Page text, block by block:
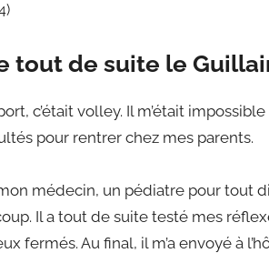
tout de suite le
c’était volley. Il m’était
pour rentrer chez mes parents.
médecin, un pédiatre pour tout
Il a tout de suite testé mes
fermés. Au final, il m’a envoyé à